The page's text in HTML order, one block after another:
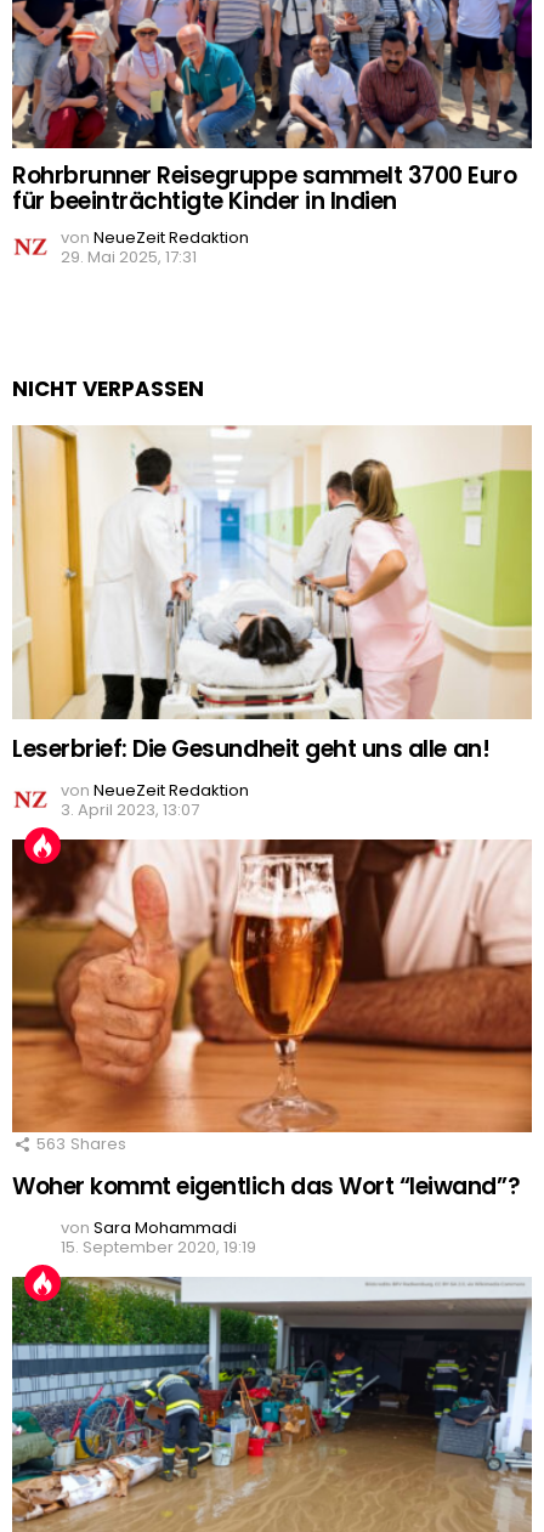
Rohrbrunner Reisegruppe sammelt 3700 Euro
für beeinträchtigte Kinder in Indien
von NeueZeit Redaktion
29. Mai 2025, 17:31
NICHT VERPASSEN
Leserbrief: Die Gesundheit geht uns alle an!
von NeueZeit Redaktion
3. April 2023, 13:07
563 Shares
Woher kommt eigentlich das Wort “leiwand”?
von Sara Mohammadi
15. September 2020, 19:19